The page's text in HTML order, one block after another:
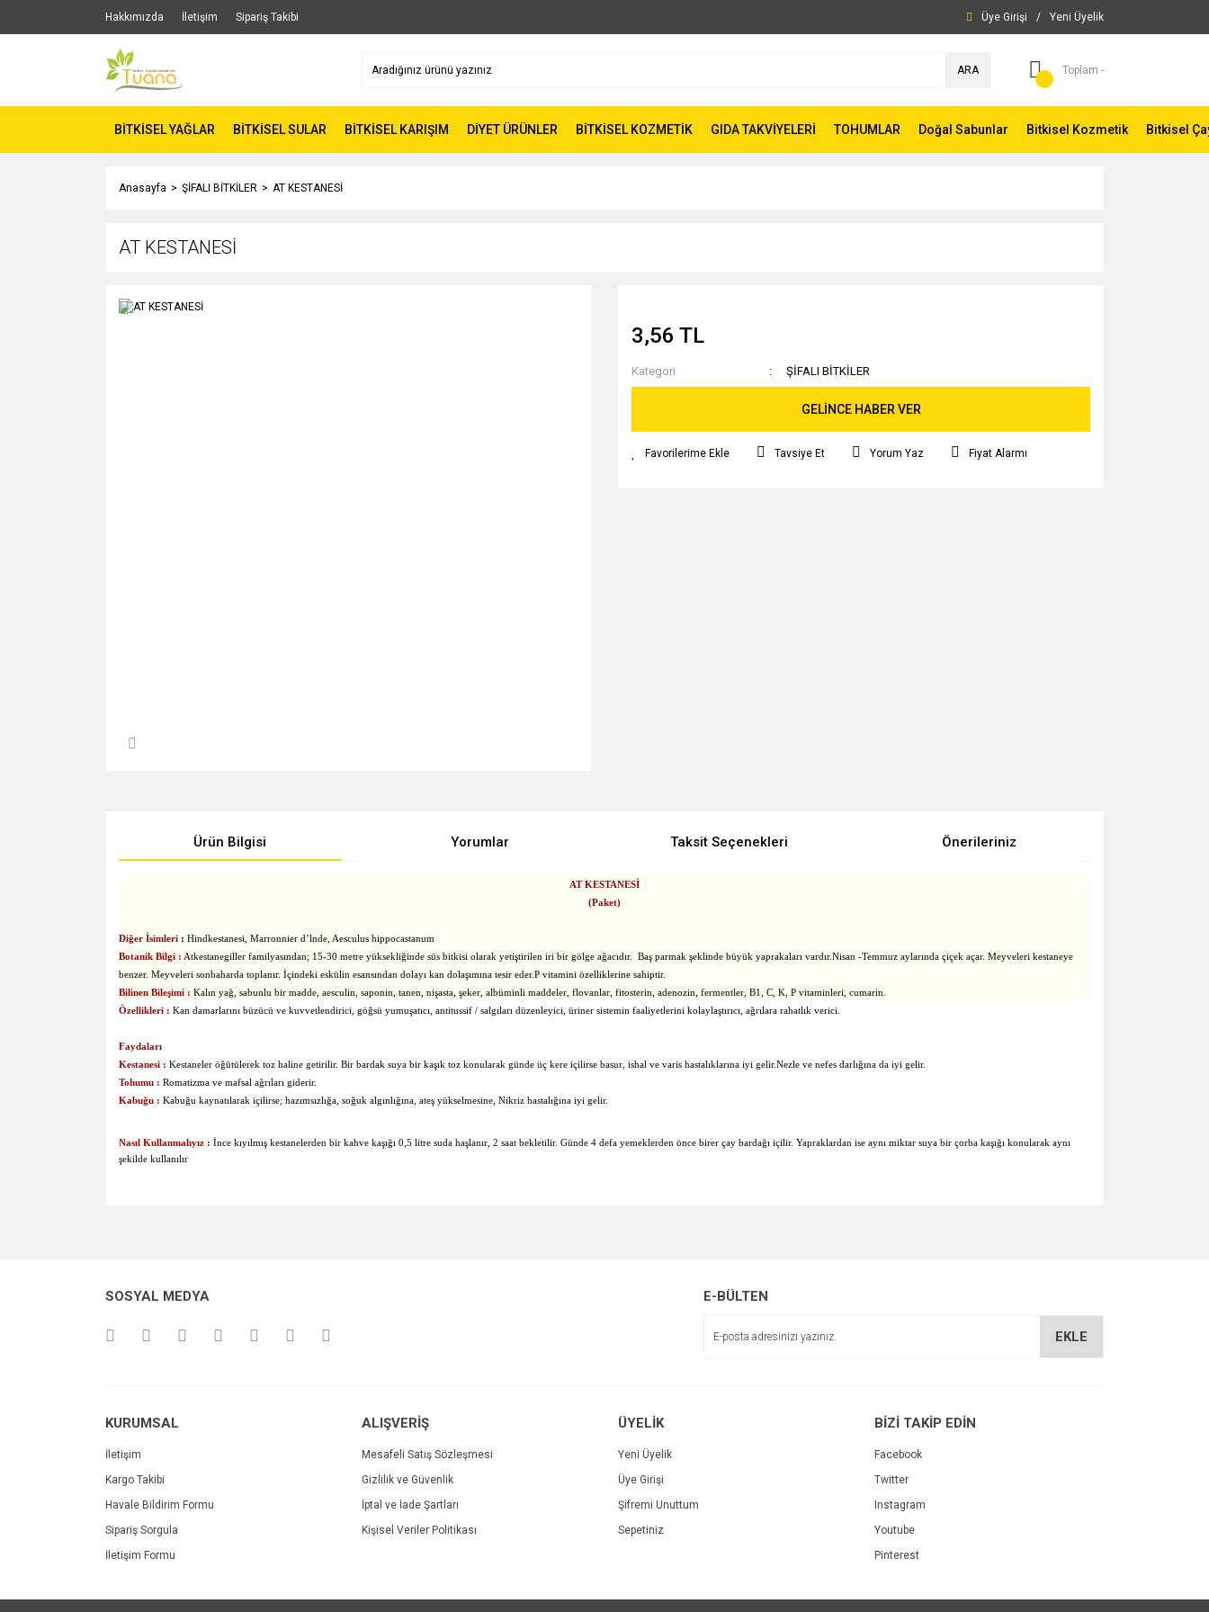
Hakkımızda İletişim Sipariş Takibi Üye Girişi / Yeni Üyelik
ARA Toplam -
BİTKİSEL YAĞLAR BİTKİSEL SULAR BİTKİSEL KARIŞIM DİYET ÜRÜNLER BİTKİSEL KOZMETİK GIDA TAKVİYELERİ TOHUMLAR Doğal Sabunlar Bitkisel Kozmetik Bitkisel
Anasayfa ŞİFALI BİTKİLER AT KESTANESİ
AT KESTANESİ
3,56 TL
Kategori ŞİFALI BİTKİLER
GELİNCE HABER VER
Tavsiye Et Yorum Yaz Fiyat Alarmı
Ürün Bilgisi Yorumlar Taksit Seçenekleri Önerileriniz
AT KESTANESİ
(Paket)
Diğer İsimleri : Hindkestanesi, Marronnier d’lnde, Aesculus hippocastanum
Botanik Bilgi : Atkestanegiller familyasından; 15-30 metre yüksekliğinde süs bitkisi olarak yetiştirilen iri bir gölge ağacıdır. Baş parmak şeklinde büyük yaprakaları vardır.Nisan -Temmuz aylarında çiçek açar. Meyveleri kestaneye
benzer. Meyveleri sonbaharda toplanır. İçindeki eskülin esansından dolayı kan dolaşımına tesir eder.P vitamini özelliklerine sahiptir.
Bilinen Bileşimi : Kalın yağ, sabunlu bir madde, aesculin, saponin, tanen, nişasta, şeker, albüminli maddeler, flovanlar, fitosterin, adenozin, fermentler, B1, C, K, P vitaminleri, cumarin.
Özellikleri : Kan damarlarını büzücü ve kuvvetlendirici, göğsü yumuşatıcı, antitussif / salgıları düzenleyici, üriner sistemin faaliyetlerini kolaylaştırıcı, ağrılara rahatlık verici.
Faydaları
Kestanesi : Kestaneler öğütülerek toz haline getirilir. Bir bardak suya bir kaşık toz konularak günde üç kere içilirse basur, ishal ve varis hastalıklarına iyi gelir.Nezle ve nefes darlığına da iyi gelir.
Tohumu : Romatizma ve mafsal ağrıları giderir.
Kabuğu : Kabuğu kaynatılarak içilirse; hazımsızlığa, soğuk algınlığına, ateş yükselmesine, Nikriz hastalığına iyi gelir.
Nasıl Kullanmalıyız : İnce kıyılmış kestanelerden bir kahve kaşığı 0,5 litre suda haşlanır, 2 saat bekletilir. Günde 4 defa yemeklerden önce birer çay bardağı içilir. Yapraklardan ise aynı miktar suya bir çorba kaşığı konularak aynı
şekilde kullanılır
Ürün açıklamasında eksik bilgiler bulunuyor.
SOSYAL MEDYA E-BÜLTEN
EKLE
KURUMSAL
İletişim
Kargo Takibi
Havale Bildirim Formu
Sipariş Sorgula
İletişim Formu
ALIŞVERİŞ
Mesafeli Satış Sözleşmesi
Gizlilik ve Güvenlik
İptal ve İade Şartları
Kişisel Veriler Politikası
ÜYELİK
Yeni Üyelik
Üye Girişi
Şifremi Unuttum
Sepetiniz
BİZİ TAKİP EDİN
Facebook
Twitter
Instagram
Youtube
Pinterest